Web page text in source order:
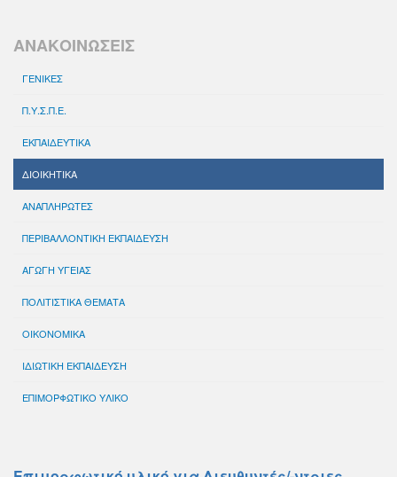
ΑΝΑΚΟΙΝΩΣΕΙΣ
ΓΕΝΙΚΕΣ
Π.Υ.Σ.Π.Ε.
ΕΚΠΑΙΔΕΥΤΙΚΑ
ΔΙΟΙΚΗΤΙΚΑ
ΑΝΑΠΛΗΡΩΤΕΣ
ΠΕΡΙΒΑΛΛΟΝΤΙΚΗ ΕΚΠΑΙΔΕΥΣΗ
ΑΓΩΓΗ ΥΓΕΙΑΣ
ΠΟΛΙΤΙΣΤΙΚΑ ΘΕΜΑΤΑ
ΟΙΚΟΝΟΜΙΚΑ
ΙΔΙΩΤΙΚΗ ΕΚΠΑΙΔΕΥΣΗ
ΕΠΙΜΟΡΦΩΤΙΚΟ ΥΛΙΚΟ